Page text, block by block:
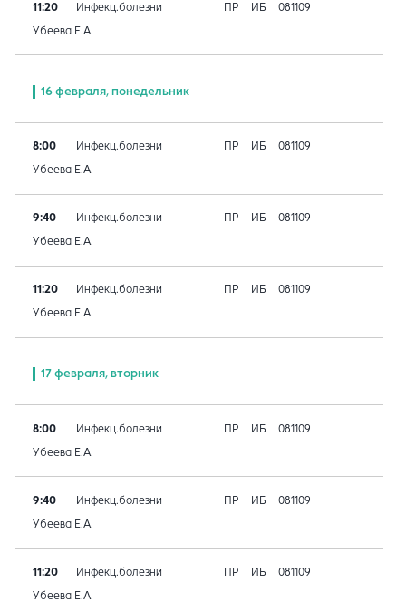
11:20 Инфекц.болезни ПР ИБ 081109
Убеева Е.А.
16 февраля, понедельник
8:00 Инфекц.болезни ПР ИБ 081109
Убеева Е.А.
9:40 Инфекц.болезни ПР ИБ 081109
Убеева Е.А.
11:20 Инфекц.болезни ПР ИБ 081109
Убеева Е.А.
17 февраля, вторник
8:00 Инфекц.болезни ПР ИБ 081109
Убеева Е.А.
9:40 Инфекц.болезни ПР ИБ 081109
Убеева Е.А.
11:20 Инфекц.болезни ПР ИБ 081109
Убеева Е.А.